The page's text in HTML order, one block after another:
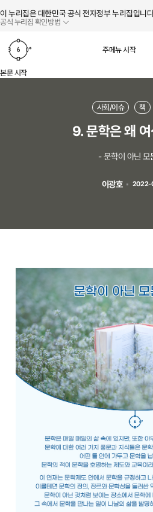
이 누리집은 대한민국 공식 전자정부 누리집입니
공식 누리집 확인방법
주메뉴 시작
본문 시작
사회/이슈 책
9. 문학은 왜
- 문학이 아닌 모
이광호 2022-